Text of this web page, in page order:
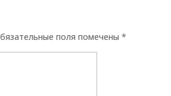
поля помечены*